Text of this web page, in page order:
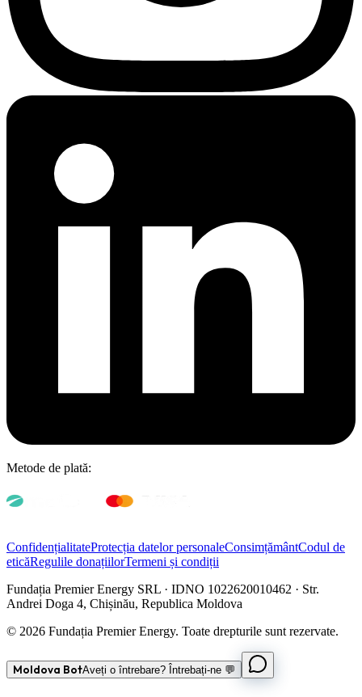
Metode de plată:
ConfidențialitateProtecția datelor personaleConsimțământCodul de
eticăRegulile donațiilorTermeni și condiții
Fundația Premier Energy SRL · IDNO 1022620010462 · Str.
Andrei Doga 4, Chișinău, Republica Moldova
© 2026 Fundația Premier Energy. Toate drepturile sunt rezervate.
Moldova BotAveți o întrebare? Întrebați-ne 💬